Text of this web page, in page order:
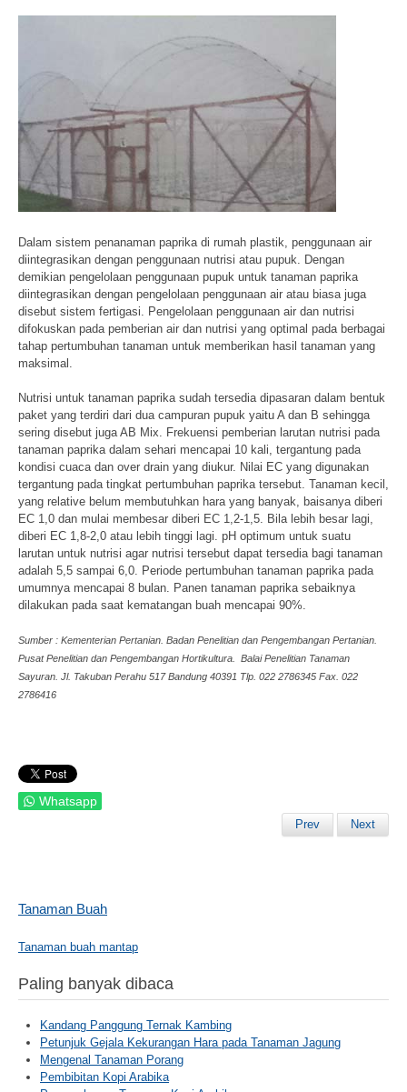
Dalam sistem penanaman paprika di rumah plastik, penggunaan air
diintegrasikan dengan penggunaan nutrisi atau pupuk. Dengan
demikian pengelolaan penggunaan pupuk untuk tanaman paprika
diintegrasikan dengan pengelolaan penggunaan air atau biasa juga
disebut sistem fertigasi. Pengelolaan penggunaan air dan nutrisi
difokuskan pada pemberian air dan nutrisi yang optimal pada berbagai
tahap pertumbuhan tanaman untuk memberikan hasil tanaman yang
maksimal.
Nutrisi untuk tanaman paprika sudah tersedia dipasaran dalam bentuk
paket yang terdiri dari dua campuran pupuk yaitu A dan B sehingga
sering disebut juga AB Mix. Frekuensi pemberian larutan nutrisi pada
tanaman paprika dalam sehari mencapai 10 kali, tergantung pada
kondisi cuaca dan over drain yang diukur. Nilai EC yang digunakan
tergantung pada tingkat pertumbuhan paprika tersebut. Tanaman kecil,
yang relative belum membutuhkan hara yang banyak, baisanya diberi
EC 1,0 dan mulai membesar diberi EC 1,2-1,5. Bila lebih besar lagi,
diberi EC 1,8-2,0 atau lebih tinggi lagi. pH optimum untuk suatu
larutan untuk nutrisi agar nutrisi tersebut dapat tersedia bagi tanaman
adalah 5,5 sampai 6,0. Periode pertumbuhan tanaman paprika pada
umumnya mencapai 8 bulan. Panen tanaman paprika sebaiknya
dilakukan pada saat kematangan buah mencapai 90%.
Sumber : Kementerian Pertanian. Badan Penelitian dan Pengembangan Pertanian.
Pusat Penelitian dan Pengembangan Hortikultura. Balai Penelitian Tanaman
Sayuran. Jl. Takuban Perahu 517 Bandung 40391 Tlp. 022 2786345 Fax. 022
2786416
Whatsapp
Prev Next
Tanaman Buah
Tanaman buah mantap
Paling banyak dibaca
Kandang Panggung Ternak Kambing
Petunjuk Gejala Kekurangan Hara pada Tanaman Jagung
Mengenal Tanaman Porang
Pembibitan Kopi Arabika